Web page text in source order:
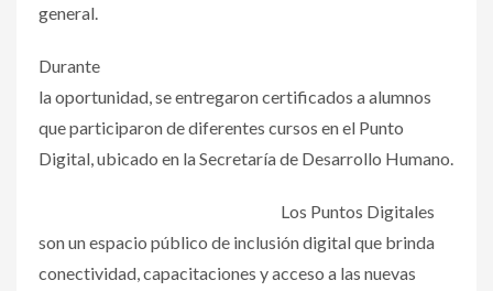
general.
Durante
la oportunidad, se entregaron certificados a alumnos
que participaron de diferentes cursos en el Punto
Digital, ubicado en la Secretaría de Desarrollo Humano.
Los Puntos Digitales
son un espacio público de inclusión digital que brinda
conectividad, capacitaciones y acceso a las nuevas